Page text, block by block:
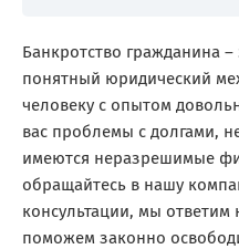
Банкротство гражданина
понятный юридический
человеку с опытом
вас проблемы с долгами,
имеются неразрешимые
обращайтесь в нашу
консультации, мы
поможем законно